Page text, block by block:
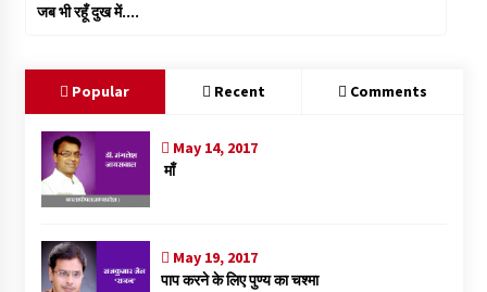
जब भी रहूँ दुख में….
Popular Recent Comments
May 14, 2017
माँ
May 19, 2017
पाप करने के लिए पुण्य का चश्मा